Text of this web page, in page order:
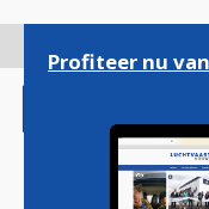
gaan
Profiteer nu